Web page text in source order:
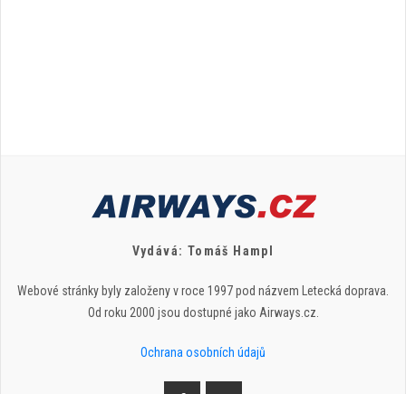
Vydává: Tomáš Hampl
Webové stránky byly založeny v roce 1997 pod názvem Letecká doprava.
Od roku 2000 jsou dostupné jako Airways.cz.
Ochrana osobních údajů